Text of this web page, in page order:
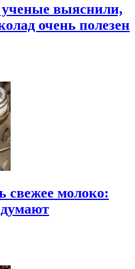
выяснили,
очень полезен
свежее молоко:
думают